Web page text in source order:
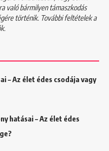
való bármilyen támaszkodás
történik. További feltételek a
– Az élet édes csodája vagy
hatásai – Az élet édes